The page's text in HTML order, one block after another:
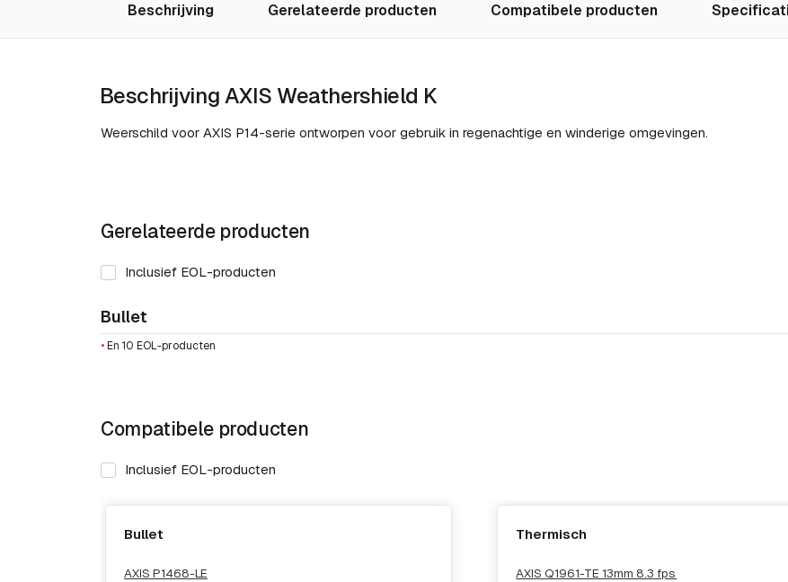
Beschrijving Gerelateerde producten Compatibele producten
Beschrijving AXIS Weathershield K
Weerschild voor AXIS P14-serie ontworpen voor gebruik in regenachtige en winderige omgevingen.
Gerelateerde producten
Inclusief EOL-producten
Bullet
• En 10 EOL-producten
Compatibele producten
Inclusief EOL-producten
Bullet
AXIS P1468-LE
Thermisch
AXIS Q1961-TE 13mm 8.3 fps